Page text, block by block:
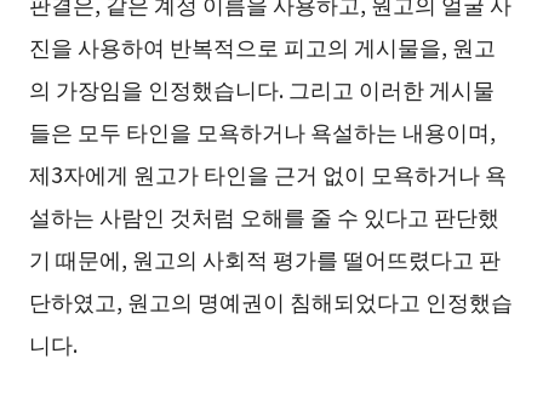
진을 사용하여 반복적으로 피고의 게시물을, 원고
의 가장임을 인정했습니다. 그리고 이러한 게시물
들은 모두 타인을 모욕하거나 욕설하는 내용이며,
제3자에게 원고가 타인을 근거 없이 모욕하거나 욕
설하는 사람인 것처럼 오해를 줄 수 있다고 판단했
기 때문에, 원고의 사회적 평가를 떨어뜨렸다고 판
단하였고, 원고의 명예권이 침해되었다고 인정했습
니다.